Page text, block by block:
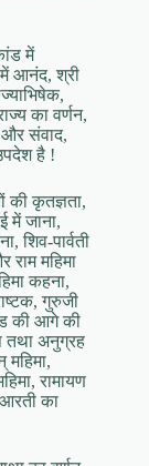
में
में आनंद, श्री
का वर्णन,
और संवाद,
है !
की कृतज्ञता,
में जाना,
शिव-पार्वती
महिमा
कहना,
गुरुजी
की आगे की
तथा अनुग्रह
महिमा,
रामायण
का